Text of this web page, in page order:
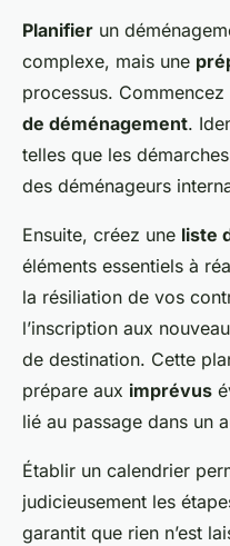
Planifier un
complexe, mais une
processus.
de déménagement.
telles que les
des déménageurs
Ensuite, créez une liste
éléments essentiels à
la résiliation de vos
l’inscription aux
de destination. Cette
prépare aux imprévus
lié au passage dans un
Établir un calendrier
judicieusement les
garantit que rien n’est